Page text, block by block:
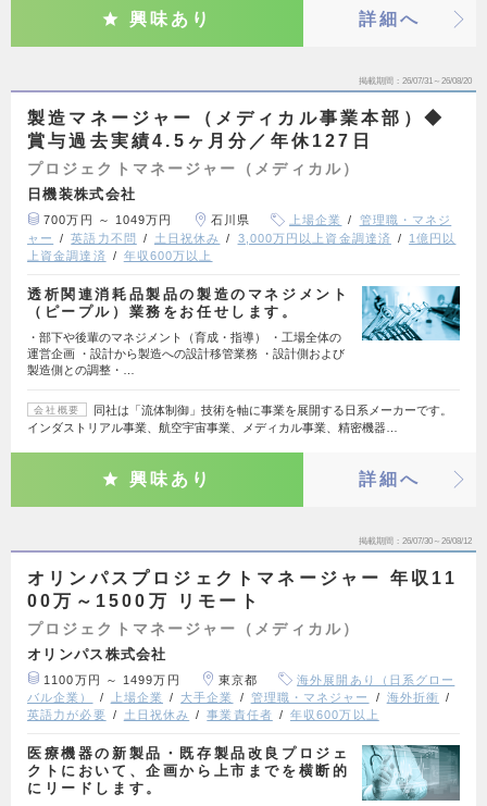
興味あり 詳細へ
掲載期間 26/07/31～26/08/20
製造マネージャー（メディカル事業本部）◆
賞与過去実績4.5ヶ月分／年休127日
プロジェクトマネージャー（メディカル）
日機装株式会社
700万円 ～ 1049万円 石川県 上場企業
管理職・マネジ
ャー
英語力不問 土日祝休み 3,000万円以上資金調達済
1億円以
上資金調達済
年収600万以上
透析関連消耗品製品の製造のマネジメント
（ピープル）業務をお任せします。
・部下や後輩のマネジメント（育成・指導） ・工場全体の
運営企画 ・設計から製造への設計移管業務 ・設計側および
製造側との調整・…
会社概要
同社は「流体制御」技術を軸に事業を展開する日系メーカーです。
インダストリアル事業、航空宇宙事業、メディカル事業、精密機器…
興味あり 詳細へ
掲載期間 26/07/30～26/08/12
オリンパスプロジェクトマネージャー 年収11
00万～1500万 リモート
プロジェクトマネージャー（メディカル）
オリンパス株式会社
1100万円 ～ 1499万円 東京都
海外展開あり（日系グロー
バル企業）
上場企業 大手企業 管理職・マネジャー
海外折衝
英語力が必要
土日祝休み 事業責任者 年収600万以上
医療機器の新製品・既存製品改良プロジェ
クトにおいて、企画から上市までを横断的
にリードします。